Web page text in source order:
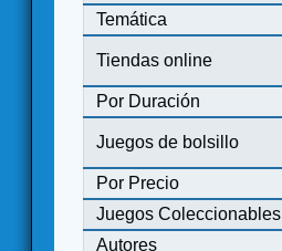
Temática
Tiendas online
Por Duración
Juegos de bolsillo
Por Precio
Juegos Coleccionables
Autores